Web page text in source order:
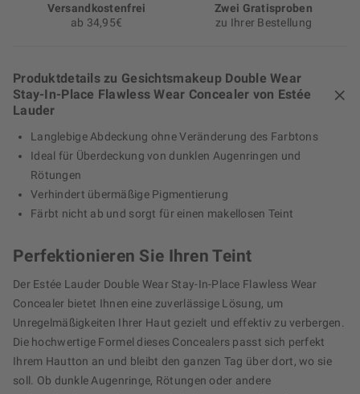
Versand­kosten­frei
ab 34,95€
Zwei Gratisproben
zu Ihrer Bestellung
Produktdetails zu Gesichtsmakeup Double Wear
Stay-In-Place Flawless Wear Concealer von Estée
Lauder
Langlebige Abdeckung ohne Veränderung des Farbtons
Ideal für Überdeckung von dunklen Augenringen und
Rötungen
Verhindert übermäßige Pigmentierung
Färbt nicht ab und sorgt für einen makellosen Teint
Perfektionieren Sie Ihren Teint
Der Estée Lauder Double Wear Stay-In-Place Flawless Wear
Concealer bietet Ihnen eine zuverlässige Lösung, um
Unregelmäßigkeiten Ihrer Haut gezielt und effektiv zu verbergen.
Die hochwertige Formel dieses Concealers passt sich perfekt
Ihrem Hautton an und bleibt den ganzen Tag über dort, wo sie
soll. Ob dunkle Augenringe, Rötungen oder andere